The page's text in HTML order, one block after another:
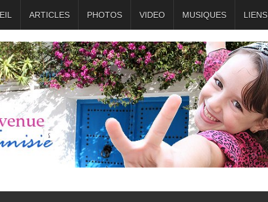
ARTICLES PHOTOS VIDEO MUSIQUES LIENS